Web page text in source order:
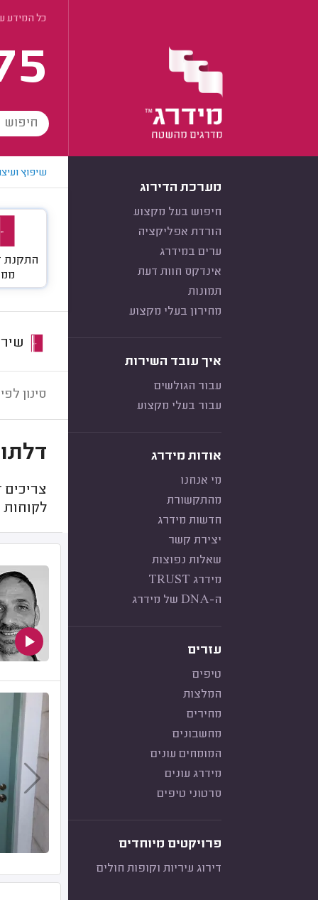
כל המידע
מערכת הדירוג
חיפוש בעל מקצוע
הורדת אפליקציה
ערים במידרג
אינדקס חוות דעת
תמונות
מחירון בעלי מקצוע
איך עובד השירות
עבור הגולשים
עבור בעלי מקצוע
אודות מידרג
מי אנחנו
מהתקשורת
חדשות מידרג
יצירת קשר
שאלות נפוצות
מידרג TRUST
ה-DNA של מידרג
עזרים
טיפים
המלצות
מחירים
מחשבונים
המומחים עונים
מידרג עונים
סרטוני טיפים
פרויקטים מיוחדים
דירוג עיריות וקופות חולים
שיפוץ
התקנת
סינון